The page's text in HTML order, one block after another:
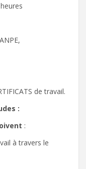
de travail.
:
:
à travers le